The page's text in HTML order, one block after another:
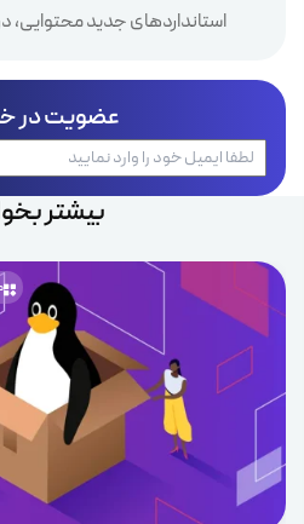
استانداردهای جدید محتوایی،
عضویت در
بیشتر